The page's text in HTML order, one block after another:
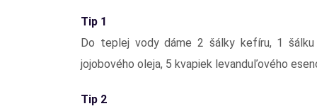
Tip 1
Do teplej vody dáme 2 šálky kefíru, 1
jojobového oleja, 5 kvapiek levanduľového
Tip 2